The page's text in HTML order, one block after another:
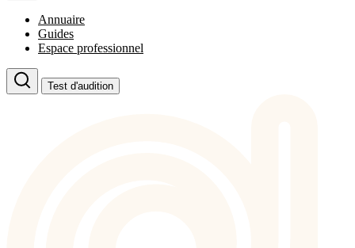
Annuaire
Guides
Espace professionnel
Test d'audition